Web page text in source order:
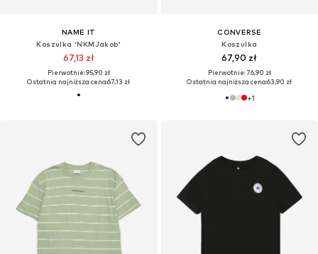
NAME IT
Koszulka 'NKMJakob'
67,13 zł
Pierwotnie: 95,90 zł
Ostatnia najniższa cena:67,13 zł
CONVERSE
Koszulka
67,90 zł
Pierwotnie: 76,90 zł
Ostatnia najniższa cena:63,90 zł
+1